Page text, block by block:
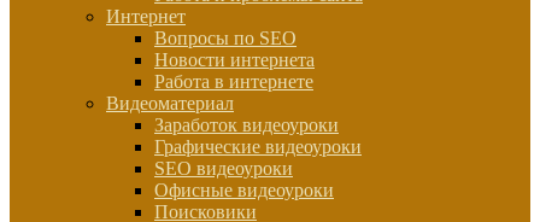
Интернет
Вопросы по SEO
Новости интернета
Работа в интернете
Видеоматериал
Заработок видеоуроки
Графические видеоуроки
SEO видеоуроки
Офисные видеоуроки
Поисковики